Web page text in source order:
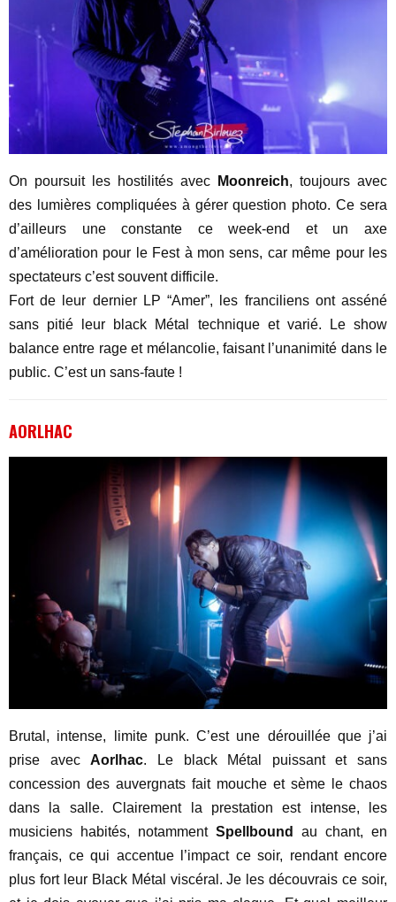
On poursuit les hostilités avec Moonreich, toujours avec
des lumières compliquées à gérer question photo. Ce sera
d’ailleurs une constante ce week-end et un axe
d’amélioration pour le Fest à mon sens, car même pour les
spectateurs c’est souvent difficile.
Fort de leur dernier LP “Amer”, les franciliens ont asséné
sans pitié leur black Métal technique et varié. Le show
balance entre rage et mélancolie, faisant l’unanimité dans le
public. C’est un sans-faute !
AORLHAC
Brutal, intense, limite punk. C’est une dérouillée que j’ai
prise avecAorlhac. Le black Métal puissant et sans
concession des auvergnats fait mouche et sème le chaos
dans la salle. Clairement la prestation est intense, les
musiciens habités, notamment Spellbound
au chant, en
français, ce qui accentue l’impact ce soir, rendant encore
plus fort leur Black Métal viscéral. Je les découvrais ce soir,